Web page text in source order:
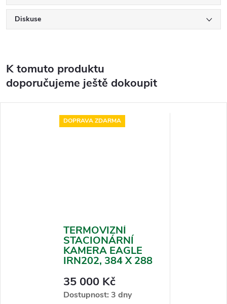
Diskuse
K tomuto produktu
doporučujeme ještě dokoupit
DOPRAVA ZDARMA
TERMOVIZNÍ
STACIONÁRNÍ
KAMERA EAGLE
IRN202, 384 X 288
35 000 Kč
Dostupnost: 3 dny